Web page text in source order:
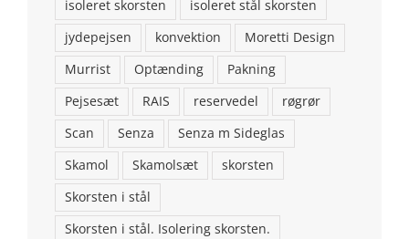
isoleret skorsten
isoleret stål skorsten
jydepejsen
konvektion
Moretti Design
Murrist
Optænding
Pakning
Pejsesæt
RAIS reservedel
røgrør
Scan
Senza
Senza m Sideglas
Skamol
Skamolsæt
skorsten
Skorsten i stål
Skorsten i stål. Isolering skorsten.
KONTAKT OS
Brændeovns finans ApS
Addresse: Stenstrupvej 2, 9500 Hobro
Telefon: 98554146
Email:aalborgpejse@gmail.com